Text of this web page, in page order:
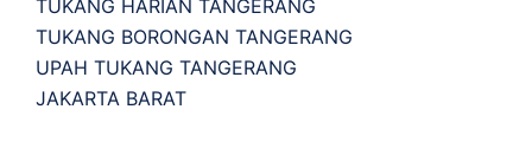
TUKANG HARIAN TANGERANG
TUKANG BORONGAN TANGERANG
UPAH TUKANG TANGERANG
JAKARTA BARAT